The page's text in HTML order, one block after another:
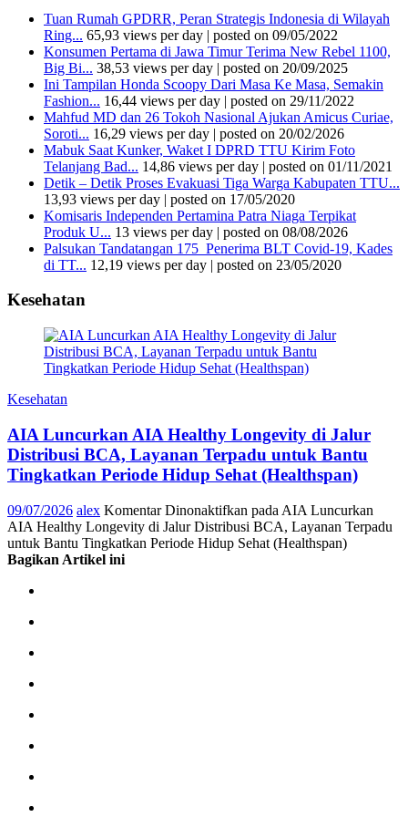
Tuan Rumah GPDRR, Peran Strategis Indonesia di Wilayah
Ring... 65,93 views per day | posted on 09/05/2022
Konsumen Pertama di Jawa Timur Terima New Rebel 1100,
Big Bi... 38,53 views per day | posted on 20/09/2025
Ini Tampilan Honda Scoopy Dari Masa Ke Masa, Semakin
Fashion... 16,44 views per day | posted on 29/11/2022
Mahfud MD dan 26 Tokoh Nasional Ajukan Amicus Curiae,
Soroti... 16,29 views per day | posted on 20/02/2026
Mabuk Saat Kunker, Waket I DPRD TTU Kirim Foto
Telanjang Bad... 14,86 views per day | posted on 01/11/2021
Detik – Detik Proses Evakuasi Tiga Warga Kabupaten TTU...
13,93 views per day | posted on 17/05/2020
Komisaris Independen Pertamina Patra Niaga Terpikat
Produk U... 13 views per day | posted on 08/08/2026
Palsukan Tandatangan 175 Penerima BLT Covid-19, Kades
di TT... 12,19 views per day | posted on 23/05/2020
Kesehatan
Kesehatan
AIA Luncurkan AIA Healthy Longevity di Jalur
Distribusi BCA, Layanan Terpadu untuk Bantu
Tingkatkan Periode Hidup Sehat (Healthspan)
09/07/2026 alex Komentar Dinonaktifkan pada AIA Luncurkan
AIA Healthy Longevity di Jalur Distribusi BCA, Layanan Terpadu
untuk Bantu Tingkatkan Periode Hidup Sehat (Healthspan)
Bagikan Artikel ini